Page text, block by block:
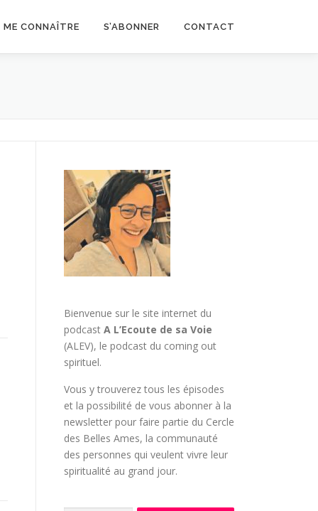
ME CONNAÎTRE S’ABONNER CONTACT
Bienvenue sur le site internet du
podcast A L’Ecoute de sa Voie
(ALEV), le podcast du coming out
spirituel.
Vous y trouverez tous les épisodes
et la possibilité de vous abonner à la
newsletter pour faire partie du Cercle
des Belles Ames, la communauté
des personnes qui veulent vivre leur
spiritualité au grand jour.